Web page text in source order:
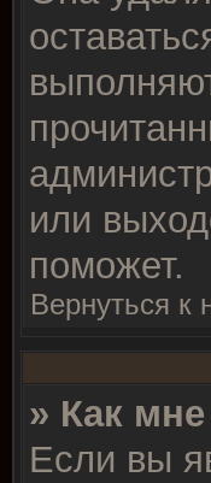
или
поможет.
Вернуться к
» Как
Если вы